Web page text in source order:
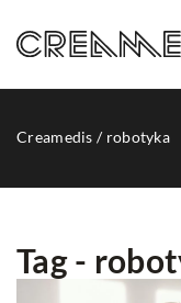
Creamedis / robotyka
Tag -